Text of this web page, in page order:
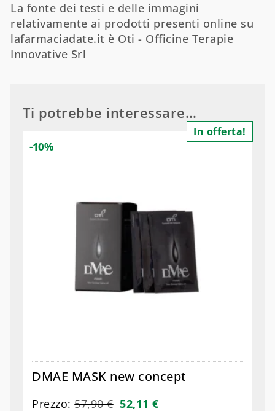
La fonte dei testi e delle immagini
relativamente ai prodotti presenti online su
lafarmaciadate.it è Oti - Officine Terapie
Innovative Srl
Ti potrebbe interessare…
DMAE MASK new concept
Prezzo:57,90€ 52,11€
In offerta!
-10%